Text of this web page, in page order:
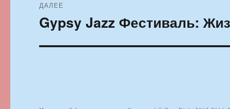
ДАЛЕЕ
Следующая
запись:
Gypsy Jazz Фестиваль: